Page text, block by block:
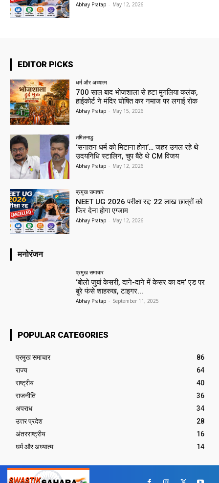
Abhay Pratap - May 12, 2026
EDITOR PICKS
धर्म और अध्यात्म
700 साल बाद भोजशाला से हटा मुगलिया कलंक,
हाईकोर्ट ने मंदिर घोषित कर नमाज पर लगाई रोक
Abhay Pratap - May 15, 2026
तमिलनाडु
‘सनातन धर्म को मिटाना होगा’… जहर उगल रहे थे
उदयनिधि स्टालिन, चुप बैठे थे CM विजय
Abhay Pratap - May 12, 2026
प्रमुख समाचार‎
NEET UG 2026 परीक्षा रद्द: 22 लाख छात्रों को
फिर देना होगा एग्जाम
Abhay Pratap - May 12, 2026
मनोरंजन
प्रमुख समाचार‎
‘बोलो जुबां केसरी, दाने-दाने में केसर का दम’ एड पर
बुरे फंसे शाहरुख, टाइगर...
Abhay Pratap - September 11, 2025
POPULAR CATEGORIES
प्रमुख समाचार‎
86
राज्य
64
राष्ट्रीय
40
राजनीति
36
अपराध
34
उत्तर प्रदेश
28
अंतरराष्ट्रीय
16
धर्म और अध्यात्म
14